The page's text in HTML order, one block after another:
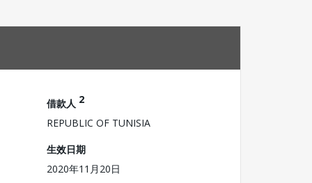
借款人 2
REPUBLIC OF TUNISIA
生效日期
2020年11月20日